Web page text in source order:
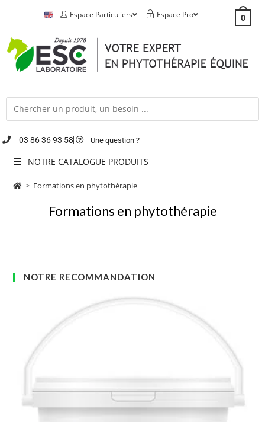
Espace Particuliers Espace Pro 0
03 86 36 93 58 Une question ?
NOTRE CATALOGUE PRODUITS
> Formations en phytothérapie
Formations en phytothérapie
NOTRE RECOMMANDATION